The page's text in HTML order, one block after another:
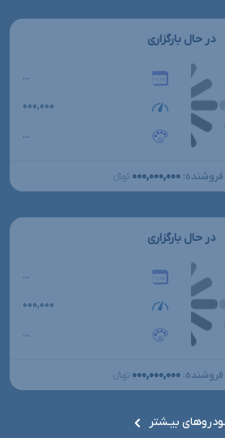
در حال بارگزاری
...
۰۰۰,۰۰۰
...
۰۰۰,۰۰۰,۰۰۰ تومانءءء
در حال بارگزاری
...
۰۰۰,۰۰۰
...
۰۰۰,۰۰۰,۰۰۰ تومانءءء
بیـشتر